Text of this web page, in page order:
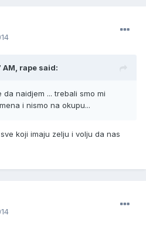
rape said:
naidjem ... trebali smo mi
i nismo na okupu...
koji imaju zelju i volju da nas